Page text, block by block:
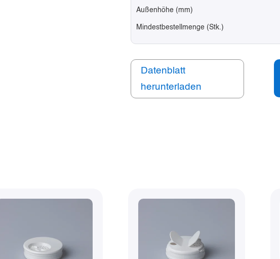
Außenhöhe (mm)
Mindestbestellmenge (Stk.)
Datenblatt
herunterladen